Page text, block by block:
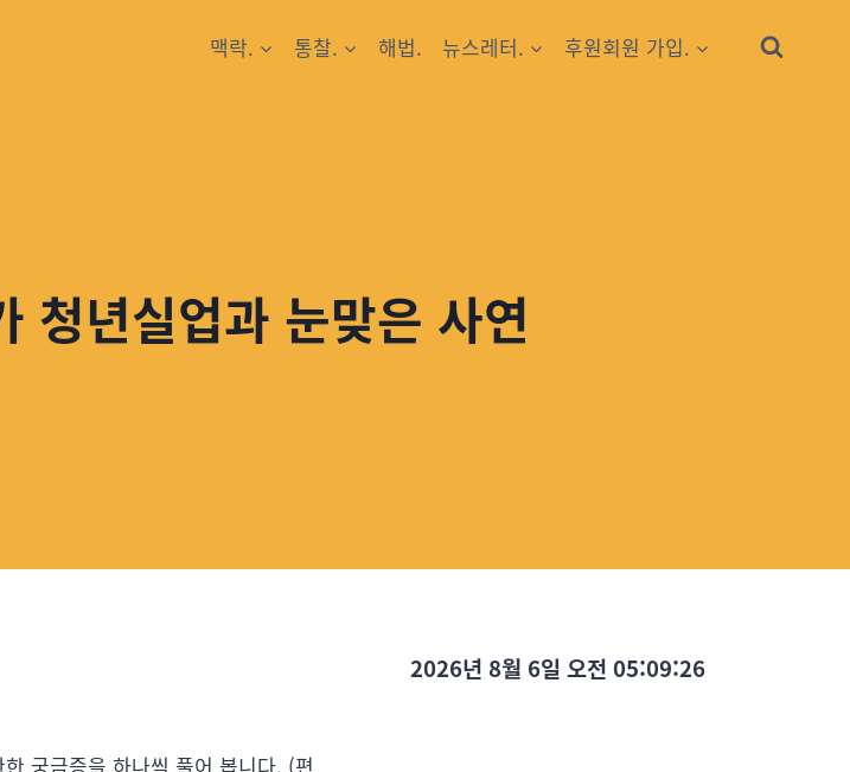
맥락. 통찰. 해법. 뉴스레터. 후원회원 가입.
청년실업과 눈맞은 사연
궁금증을 하나씩 풀어 봅니다. (편
2026년 8월 6일 오전 05:09:27